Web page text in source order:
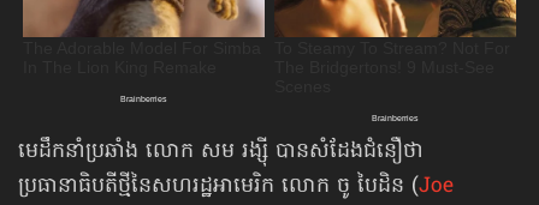
មេដឹកនាំប្រឆាំង លោក សម រង្ស៊ី បានសំដែងជំនឿថា
ប្រធានាធិបតីថ្មី​នៃសហរដ្ឋ​អាមេរិក លោក ចូ បៃដិន (Joe